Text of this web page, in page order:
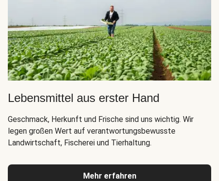
Lebensmittel aus erster Hand
Geschmack, Herkunft und Frische sind uns wichtig. Wir
legen großen Wert auf verantwortungsbewusste
Landwirtschaft, Fischerei und Tierhaltung.
Mehr erfahren